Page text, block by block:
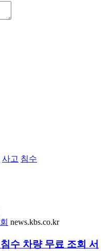
사고 침수
news.kbs.co.kr
수 차량 무료 조회 서